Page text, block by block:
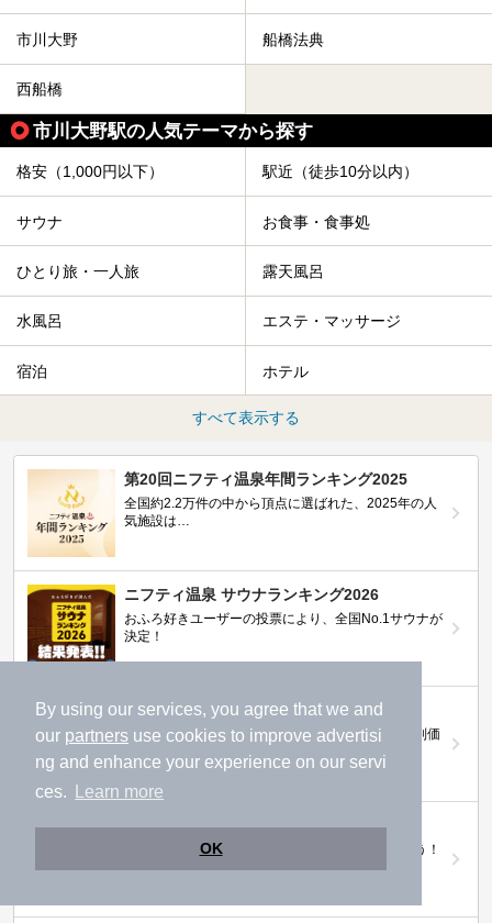
By using our services, you agree that we and
our partners use cookies to improve advertisi
ng and enhance your experience on our servi
ces.
Learn more
OK
市川大野 船橋法典
西船橋
市川大野駅の人気テーマから探す
格安（1,000円以下） 駅近（徒歩10分以内）
サウナ お食事・食事処
ひとり旅・一人旅 露天風呂
水風呂 エステ・マッサージ
宿泊 ホテル
すべて表示する
第20回ニフティ温泉年間ランキング2025
全国約2.2万件の中から頂点に選ばれた、2025年の人
気施設は…
ニフティ温泉 サウナランキング2026
おふろ好きユーザーの投票により、全国No.1サウナが
決定！
ニフティ温泉プレミアムクーポン
ノジマモバイル会員向け 通常よりもお得な「特別価
格」で人気の温泉を満喫できる！
【ニフティ温泉 百名湯2026】
行ってみたい施設に投票してプレゼントを当てよう！
（全10回開催 / 合計260名様）